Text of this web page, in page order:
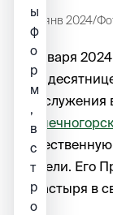
21 янв 2024
21 января
обители. Его
монастыря в
ы
ф
о
р
м
,
в
с
т
р
о